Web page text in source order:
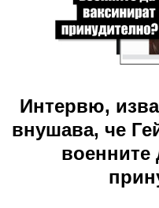
Интервю,
внушава, че
военните